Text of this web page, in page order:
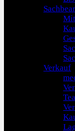
Verkauf